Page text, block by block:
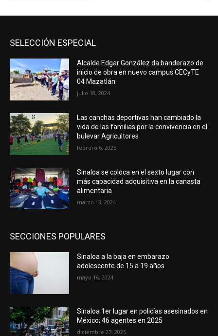
SELECCIÓN ESPECIAL
Alcalde Edgar González da banderazo de
inicio de obra en nuevo campus CECyTE
04 Mazatlán
julio 18, 2024
Las canchas deportivas han cambiado la
vida de las familias por la convivencia en el
bulevar Agricultores
febrero 6, 2026
Sinaloa se coloca en el sexto lugar con
más capacidad adquisitiva en la canasta
alimentaria
marzo 13, 2024
SECCIONES POPULARES
Sinaloa a la baja en embarazo
adolescente de 15 a 19 años
mayo 16, 2024
Sinaloa 1er lugar en policías asesinados en
México; 46 agentes en 2025
diciembre 27, 2025